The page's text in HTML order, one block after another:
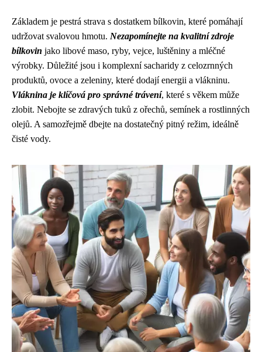
Základem je pestrá strava s dostatkem bílkovin, které pomáhají
udržovat svalovou hmotu. Nezapomínejte na kvalitní zdroje
bílkovin jako libové maso, ryby, vejce, luštěniny a mléčné
výrobky. Důležité jsou i komplexní sacharidy z celozrnných
produktů, ovoce a zeleniny, které dodají energii a vlákninu.
Vláknina je klíčová pro správné trávení, které s věkem může
zlobit. Nebojte se zdravých tuků z ořechů, semínek a rostlinných
olejů. A samozřejmě dbejte na dostatečný pitný režim, ideálně
čisté vody.